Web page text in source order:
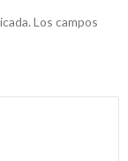
Los campos